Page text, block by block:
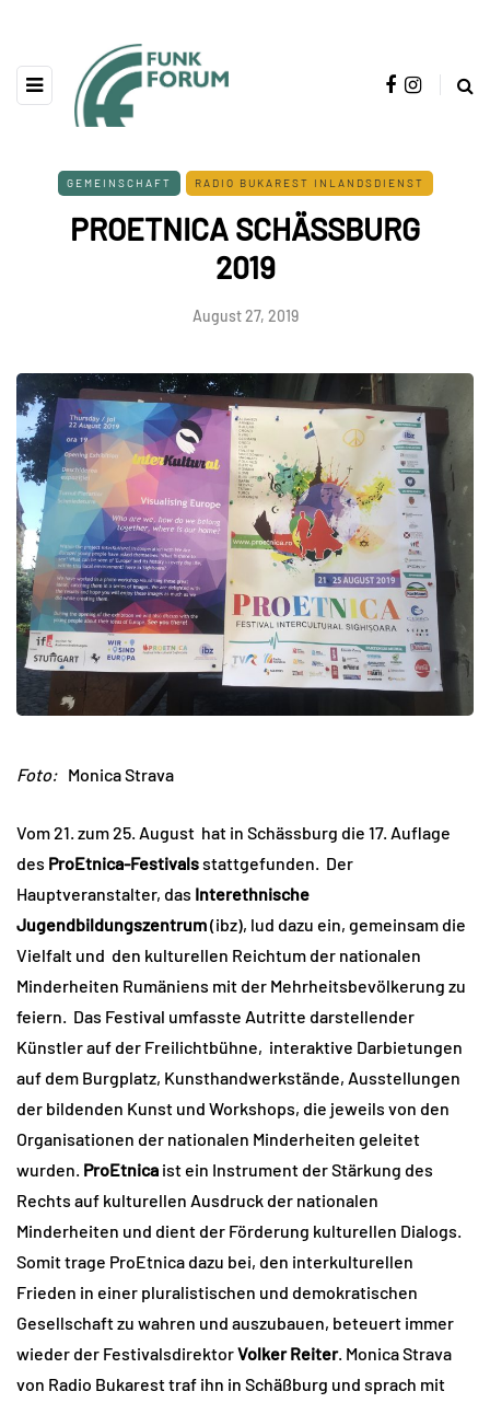
GEMEINSCHAFT RADIO BUKAREST INLANDSDIENST
PROETNICA SCHÄSSBURG
2019
August 27, 2019
Foto: Monica Strava
Vom 21. zum 25. August hat in Schässburg die 17. Auflage
des ProEtnica-Festivalsstattgefunden. Der
Hauptveranstalter, das Interethnische
Jugendbildungszentrum(ibz), lud dazu ein, gemeinsam die
Vielfalt und den kulturellen Reichtum der nationalen
Minderheiten Rumäniens mit der Mehrheitsbevölkerung zu
feiern. Das Festival umfasste Autritte darstellender
Künstler auf der Freilichtbühne, interaktive Darbietungen
auf dem Burgplatz, Kunsthandwerkstände, Ausstellungen
der bildenden Kunst und Workshops, die jeweils von den
Organisationen der nationalen Minderheiten geleitet
wurden. ProEtnica ist ein Instrument der Stärkung des
Rechts auf kulturellen Ausdruck der nationalen
Minderheiten und dient der Förderung kulturellen Dialogs.
Somit trage ProEtnica dazu bei, den interkulturellen
Frieden in einer pluralistischen und demokratischen
Gesellschaft zu wahren und auszubauen, beteuert immer
wieder der FestivalsdirektorVolker Reiter. Monica Strava
von Radio Bukarest traf ihn in Schäßburg und sprach mit